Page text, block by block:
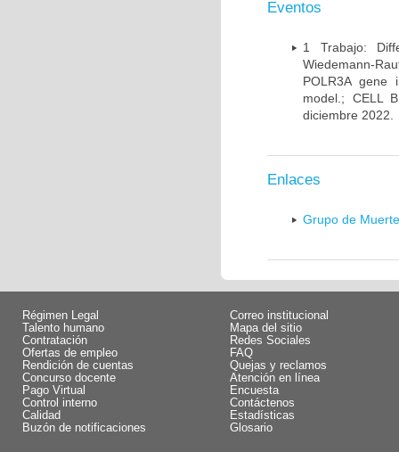
Eventos
1 Trabajo:
Wiedemann-
POLR3A gene
model.; CELL
diciembre 2022.
Enlaces
Grupo de
Régimen Legal
Talento humano
Contratación
Ofertas de empleo
Rendición de cuentas
Concurso docente
Pago Virtual
Control interno
Calidad
Buzón de notificaciones
Correo institucional
Mapa del sitio
Redes Sociales
FAQ
Quejas y reclamos
Atención en línea
Encuesta
Contáctenos
Estadísticas
Glosario